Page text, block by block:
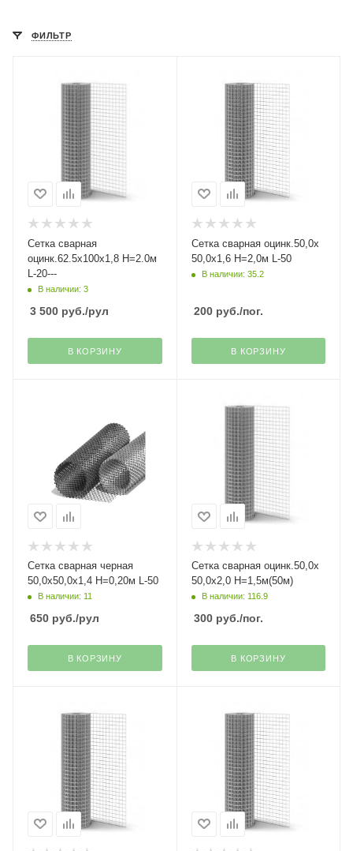
ФИЛЬТР
Сетка сварная
оцинк.62.5х100х1,8 Н=2.0м
L-20---
В наличии: 3
3 500 руб./рул
В КОРЗИНУ
Сетка сварная оцинк.50,0х
50,0х1,6 Н=2,0м L-50
В наличии: 35.2
200руб./пог.
В КОРЗИНУ
Сетка сварная черная
50,0х50,0х1,4 Н=0,20м L-50
В наличии: 11
650 руб./рул
В КОРЗИНУ
Сетка сварная оцинк.50,0х
50,0х2,0 Н=1,5м(50м)
В наличии: 116.9
300руб./пог.
В КОРЗИНУ